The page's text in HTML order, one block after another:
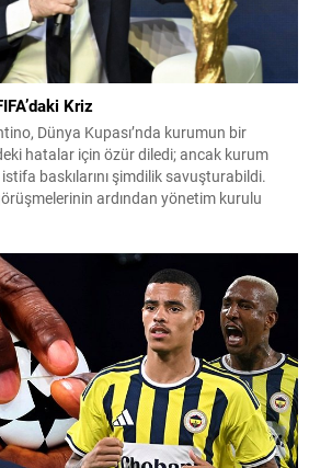
Kriz
Dünya Kupası’nda kurumun bir
hatalar için özür diledi; ancak kurum
baskılarını şimdilik savuşturabildi.
ardından yönetim kurulu
teşvik tekliflerinin ortaya çıkışı, yoğun